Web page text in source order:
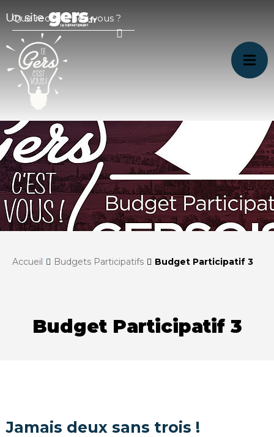
Accueil Budgets Participatifs Budget Participatif 3
Budget Participatif 3
Jamais deux sans trois !